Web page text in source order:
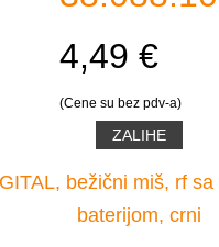
4,49 €
(Cene su bez pdv-a)
ZALIHE
bežični miš, rf sa
baterijom, crni